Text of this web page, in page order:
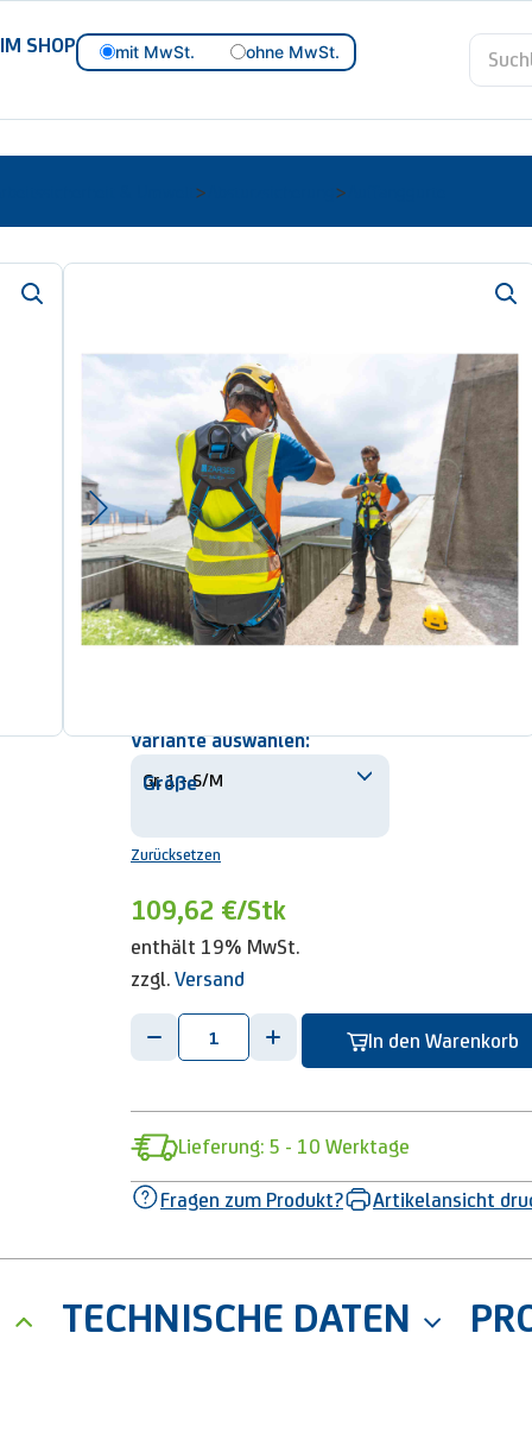
SHOP mit MwSt. ohne MwSt.
> >
Zarges Auffanggurt
Schnell und praktikabel am Einsatzort.
entspricht der Norm EN 361
mehr Komfort dank abnehmbarer Rücken- und
geeignet für Benutzer mit einem Gewicht von
der zweifarbige Aufbau (blau und schwarz)
mit den automatischen Gurtverschlüssen sind
textile Auffangößen bieten eine angenehme
die integrierte „Chair In The Air“-Funktion
Sekunden
der sichtbarer Sturzindikator warnt bei
Indicator“-Label
Variante auswählen:
Größe
Zurücksetzen
109,62 €/Stk
enthält 19% MwSt.
zzgl. Versand
- + In den Warenkorb
Lieferung: 5 - 10 Werktage
Fragen zum Produkt? Artikelansicht
TECHNISCHE DATEN